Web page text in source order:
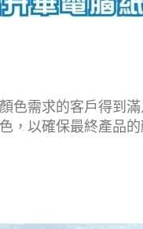
色需求的客戶得到
，以確保最終產品